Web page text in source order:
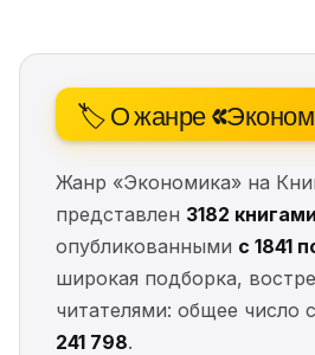
🏷️ О жанре
Жанр «Экономика» на
представлен 3182 книгами
опубликованными с 1841
широкая подборка,
читателями: общее число
241 798.